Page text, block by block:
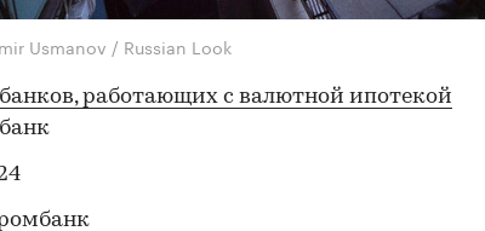
Usmanov / Russian Look
работающих с валютной ипотекой